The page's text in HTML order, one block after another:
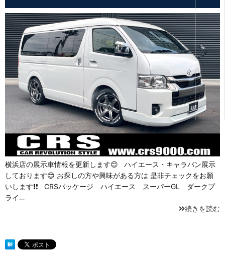
横浜店の展示車情報を更新します😊 ハイエース・キャラバン展示
しております😊 お探しの方や興味がある方は 是非チェックをお願
いします❗❗ CRSパッケージ ハイエース スーパーGL ダークプ
ライ…
続きを読む